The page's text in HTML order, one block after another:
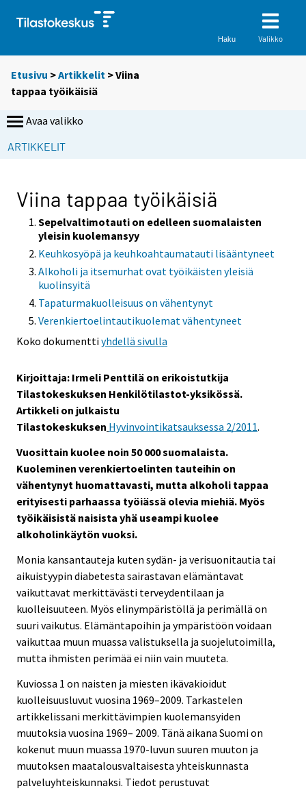
Haku Valikko
Etusivu >Artikkelit > Viina
tappaa työikäisiä
Avaa valikko
ARTIKKELIT
Viina tappaa työikäisiä
Sepelvaltimotauti on edelleen suomalaisten
yleisin kuolemansyy
Keuhkosyöpä ja keuhkoahtaumatauti lisääntyneet
Alkoholi ja itsemurhat ovat työikäisten yleisiä
kuolinsyitä
Tapaturmakuolleisuus on vähentynyt
Verenkiertoelintautikuolemat vähentyneet
Koko dokumenttiyhdellä sivulla
Kirjoittaja: Irmeli Penttilä on erikoistutkija
Tilastokeskuksen Henkilötilastot-yksikössä.
Artikkeli on julkaistu
Tilastokeskuksen Hyvinvointikatsauksessa 2/2011.
Vuosittain kuolee noin 50 000 suomalaista.
Kuoleminen verenkiertoelinten tauteihin on
vähentynyt huomattavasti, mutta alkoholi tappaa
erityisesti parhaassa työiässä olevia miehiä. Myös
työikäisistä naisista yhä useampi kuolee
alkoholinkäytön vuoksi.
Monia kansantauteja kuten sydän- ja verisuonitautia tai
aikuistyypin diabetesta sairastavan elämäntavat
vaikuttavat merkittävästi terveydentilaan ja
kuolleisuuteen. Myös elinympäristöllä ja perimällä on
suuri vaikutus. Elämäntapoihin ja ympäristöön voidaan
vaikuttaa muun muassa valistuksella ja suojelutoimilla,
mutta ihmisten perimää ei niin vain muuteta.
Kuviossa 1 on naisten ja miesten ikävakioidut
kuolleisuusluvut vuosina 1969–2009. Tarkastelen
artikkelissani merkittävimpien kuolemansyiden
muutoksia vuosina 1969– 2009. Tänä aikana Suomi on
kokenut muun muassa 1970-luvun suuren muuton ja
muutoksen maatalousvaltaisesta yhteiskunnasta
palveluyhteiskunnaksi. Tiedot perustuvat